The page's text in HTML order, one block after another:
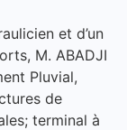
et d’un
M. ABADJI
Pluvial,
de
terminal à